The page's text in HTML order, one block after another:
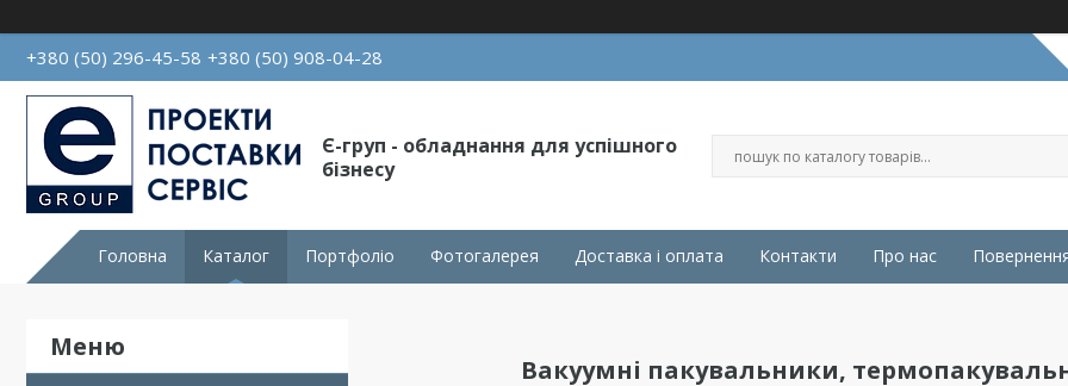
+380 (50) 296-45-58 +380 (50) 908-04-28
Є-груп - обладнання для успішного
бізнесу
Головна Каталог Портфоліо Фотогалерея Доставка і оплата Контакти Про нас
Вакуумні пакувальники,